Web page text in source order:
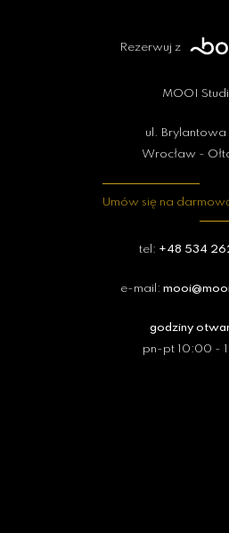
Rezerwuj z
MOOI
ul. Brylantowa
Wrocław -
Umów się na
tel: +48 534
e-mail:
godziny
pn-pt 10:00 -